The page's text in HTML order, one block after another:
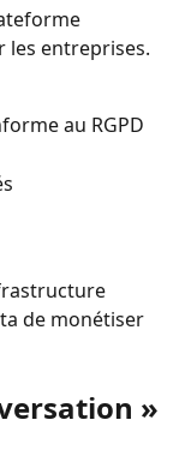
les entreprises.
au RGPD
de monétiser
»